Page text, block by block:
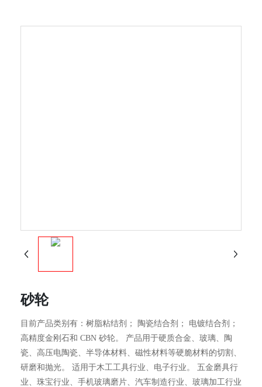
砂轮
目前产品类别有：树脂粘结剂； 陶瓷结合剂； 电镀结合剂；
高精度金刚石和 CBN 砂轮。 产品用于硬质合金、玻璃、陶
瓷、高压电陶瓷、半导体材料、磁性材料等硬脆材料的切割、
研磨和抛光。 适用于木工工具行业、电子行业。 五金磨具行
业、珠宝行业、手机玻璃磨片、汽车制造行业、玻璃加工行业